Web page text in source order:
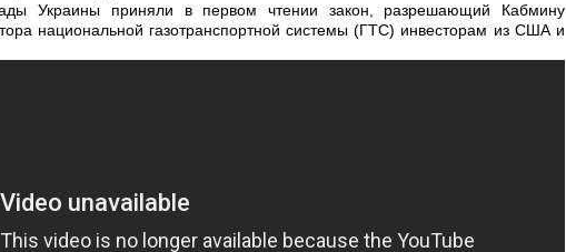
Украины приняли в первом чтении закон, разрешающий Кабмину
национальной газотранспортной системы (ГТС) инвесторам из США и